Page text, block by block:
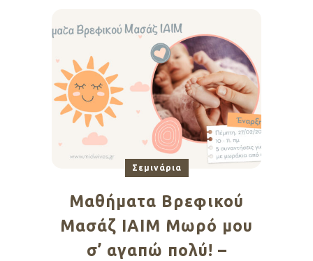
Σεμινάρια
Μαθήματα Βρεφικού
Μασάζ ΙΑΙΜ Μωρό μου
σ’ αγαπώ πολύ! –